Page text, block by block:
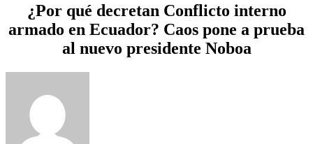
¿Por qué decretan Conflicto interno
armado en Ecuador? Caos pone a prueba
al nuevo presidente Noboa